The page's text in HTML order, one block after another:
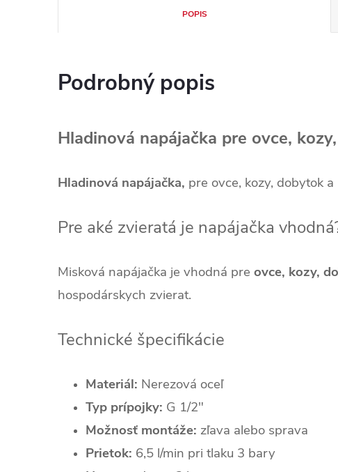
POPIS
Podrobný popis
Hladinová napájačka pre ovce,
Hladinová napájačka, pre ovce, kozy, dobytok a
Pre aké zvieratá je napájačka
Misková napájačka je vhodná pre ovce, kozy,
hospodárskych zvierat.
Technické špecifikácie
Materiál: Nerezová oceľ
Typ prípojky: G 1/2"
Možnosť montáže: zľava alebo sprava
Prietok: 6,5 l/min pri tlaku 3 bary